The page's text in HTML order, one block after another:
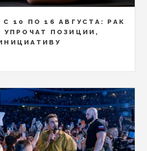
10 ПО 16 АВГУСТА: РАК
УПРОЧАТ ПОЗИЦИИ,